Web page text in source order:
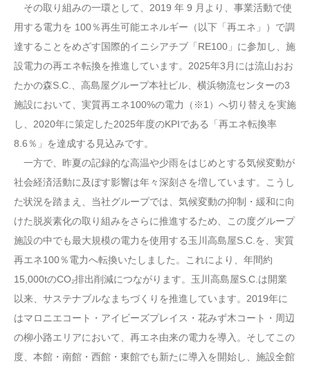
その取り組みの一環として、2019 年 9 月より、事業活動で使
用する電力を 100％再生可能エネルギー（以下「再エネ」）で調
達することをめざす国際的イニシアチブ「RE100」に参加し、施
設電力の再エネ転換を推進しています。2025年3月には流山おお
たかの森S.C.、高島屋グループ本社ビル、横浜物流センターの3
施設において、実質再エネ100%の電力（※1）へ切り替えを実施
し、2020年に策定した2025年度のKPIである「再エネ転換率
8.6％」を達成する見込みです。
一方で、昨夏の記録的な高温や少雨をはじめとする気候変動が
社会経済活動に及ぼす影響は年々深刻さを増しています。こうし
た状況を踏まえ、当社グループでは、気候変動の抑制・緩和に向
けた脱炭素化の取り組みをさらに推進するため、この度グループ
施設の中でも最大規模の電力を使用する玉川高島屋S.C.を、実質
再エネ100％電力へ転換いたしました。これにより、年間約
15,000tのCO₂排出削減につながります。玉川高島屋S.C.は開業
以来、サステナブルなまちづくりを推進しています。2019年に
はマロニエコート・アイビーズプレイス・花みず木コート・周辺
の柳小路エリアにおいて、再エネ由来の電力を導入。そしてこの
度、本館・南館・西館・東館でも新たに導入を開始し、施設全館